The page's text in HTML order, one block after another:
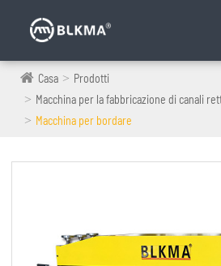
Casa
Prodotti
Macchina per la fabbricazione di canali
Macchina per bordare